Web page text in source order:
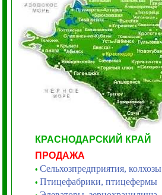
КРАСНОДАРСКИЙ КРАЙ
ПРОДАЖА
• Сельхозпредприятия, колхозы
• Птицефабрики, птицефермы